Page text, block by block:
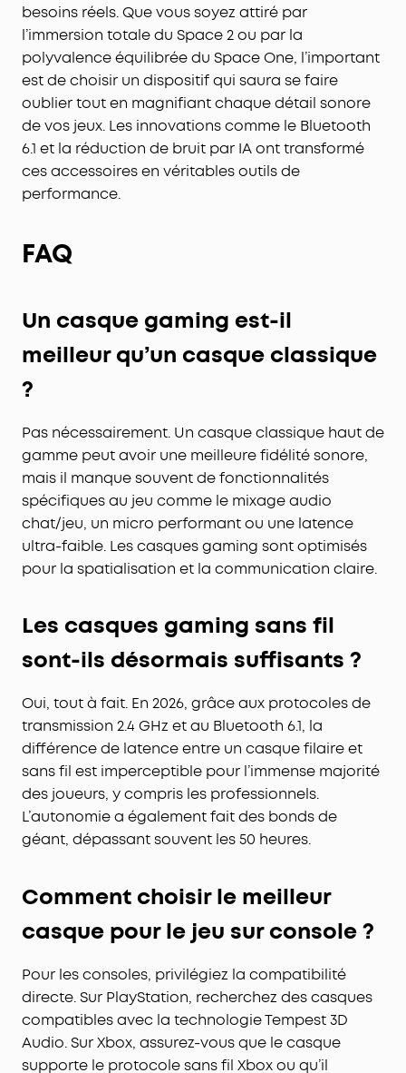
heures d'autonomie avec l'ANC, et 70 heures sans
l'ANC. La charge ultra-rapide permet de profiter
de 4 heures d'écoute avec seulement 5 minutes
de charge. N'ayez plus jamais peur de manquer
de batterie !
Bruit blanc intégré, déclenchement en un clic :
Activez le mode Sieste dans l'application
soundcore pour accéder instantanément aux
paysages sonores intégrés. Bloquez les
distractions et relaxez-vous pour être toujours au
besoins réels. Que vous soyez attiré par
l’immersion totale du Space 2 ou par la
polyvalence équilibrée du Space One, l’important
est de choisir un dispositif qui saura se faire
oublier tout en magnifiant chaque détail sonore
de vos jeux. Les innovations comme le Bluetooth
6.1 et la réduction de bruit par IA ont transformé
ces accessoires en véritables outils de
performance.
FAQ
Un casque gaming est-il
meilleur qu’un casque classique
?
Pas nécessairement. Un casque classique haut de
gamme peut avoir une meilleure fidélité sonore,
mais il manque souvent de fonctionnalités
spécifiques au jeu comme le mixage audio
chat/jeu, un micro performant ou une latence
ultra-faible. Les casques gaming sont optimisés
pour la spatialisation et la communication claire.
Les casques gaming sans fil
sont-ils désormais suffisants ?
Oui, tout à fait. En 2026, grâce aux protocoles de
transmission 2.4 GHz et au Bluetooth 6.1, la
différence de latence entre un casque filaire et
sans fil est imperceptible pour l’immense majorité
des joueurs, y compris les professionnels.
L’autonomie a également fait des bonds de
géant, dépassant souvent les 50 heures.
Comment choisir le meilleur
casque pour le jeu sur console ?
Pour les consoles, privilégiez la compatibilité
directe. Sur PlayStation, recherchez des casques
compatibles avec la technologie Tempest 3D
Audio. Sur Xbox, assurez-vous que le casque
supporte le protocole sans fil Xbox ou qu’il